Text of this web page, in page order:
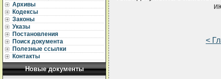
Архивы
Кодексы
Законы
Указы
Постановления
Поиск документа
Полезные ссылки
Контакты
Новые документы
<